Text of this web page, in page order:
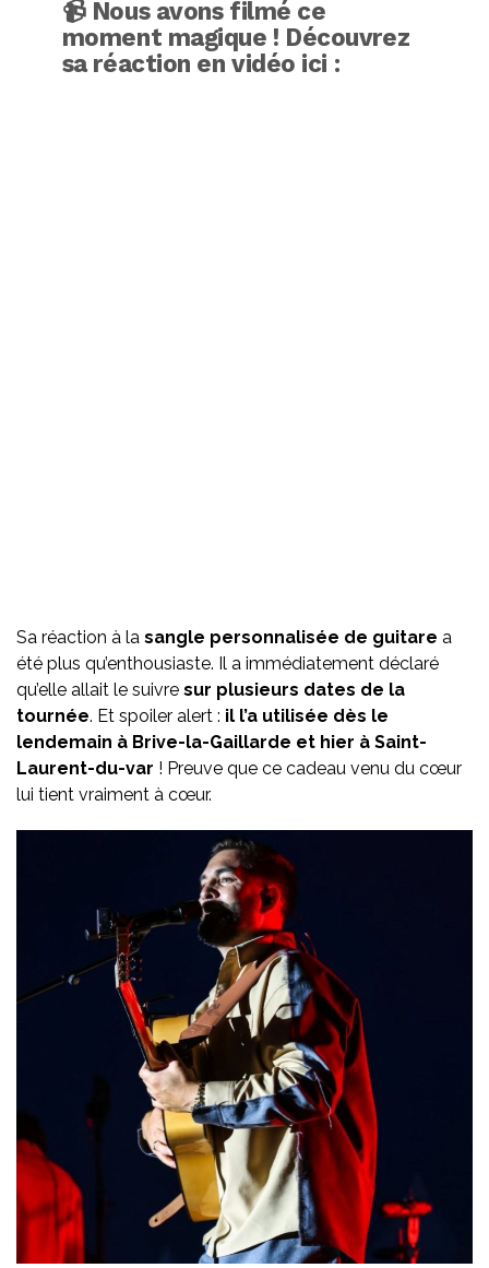
📹 Nous avons filmé ce
moment magique ! Découvrez
sa réaction en vidéo ici :
Sa réaction à la sangle personnalisée de guitare a
été plus qu’enthousiaste. Il a immédiatement déclaré
qu’elle allait le suivre sur plusieurs dates de la
tournée. Et spoiler alert : il l’a utilisée dès le
lendemain à Brive-la-Gaillarde et hier à Saint-
Laurent-du-var ! Preuve que ce cadeau venu du cœur
lui tient vraiment à cœur.